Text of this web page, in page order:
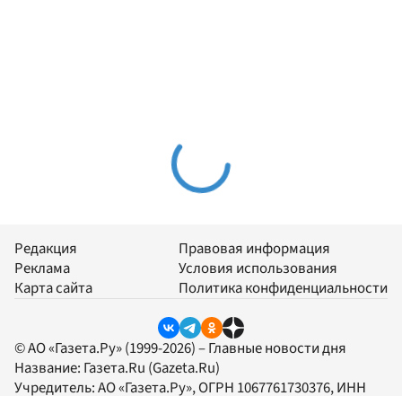
Редакция
Реклама
Карта сайта
Правовая информация
Условия использования
Политика конфиденциальности
© АО «Газета.Ру» (1999-2026) – Главные новости дня
Название: Газета.Ru (Gazeta.Ru)
Учредитель:АО «Газета.Ру», ОГРН 1067761730376, ИНН